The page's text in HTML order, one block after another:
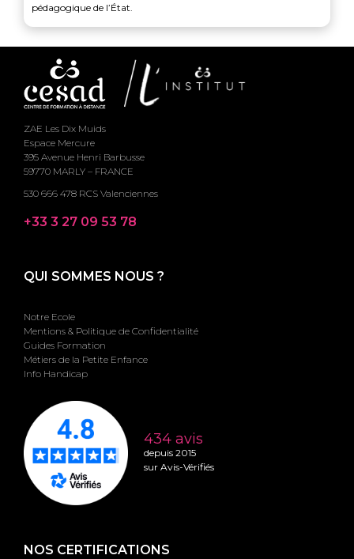
pédagogique de l’État.
ZAE Les Dix Muids
Espace Mercure
395 Avenue Henri Barbusse
59770 MARLY – FRANCE
530 666 478 RCS Valenciennes
+33 3 27 09 53 78
QUI SOMMES NOUS ?
Notre Ecole
Mentions & Politique de Confidentialité
Guides Formation
Métiers de la Petite Enfance
Info Handicap
434 avis
depuis 2015
sur Avis-Vérifiés
NOS CERTIFICATIONS